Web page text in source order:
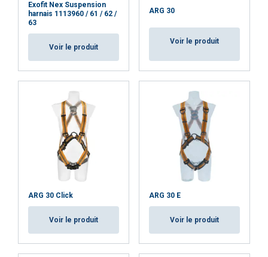
Exofit Nex Suspension
harnais 1113960 / 61 / 62 /
63
Voir le produit
ARG 30
Voir le produit
ARG 30 Click
Voir le produit
ARG 30 E
Voir le produit
AFFICHER LES DÉTAILS
Cookie Policy